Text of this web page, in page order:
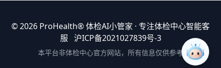
© 2026 ProHealth®体检AI小管家 · 专注体检中心智能客
服 沪ICP备2021027839号-3
本平台非体检中心官方网站，所有信息仅供参考